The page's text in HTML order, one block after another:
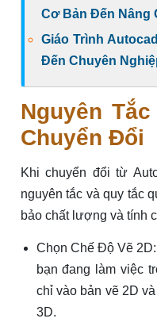
Cơ Bản Đến Nâng
Giáo Trình
Đến Chuyên
Nguyên
Chuyển Đổi
Khi chuyển đổi từ
nguyên tắc và quy tắc
bảo chất lượng và tính
Chọn Chế Độ Vẽ
bạn đang làm việc
chỉ vào bản vẽ 2D
3D.